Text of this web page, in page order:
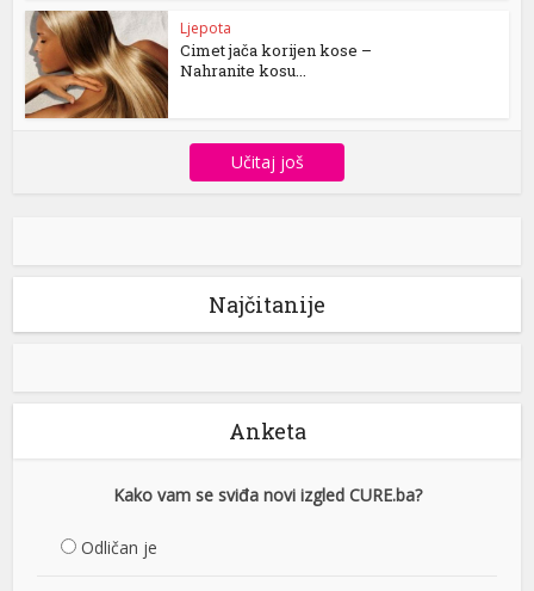
Ljepota
Cimet jača korijen kose –
Nahranite kosu...
Učitaj još
Najčitanije
Anketa
Kako vam se sviđa novi izgled CURE.ba?
Odličan je